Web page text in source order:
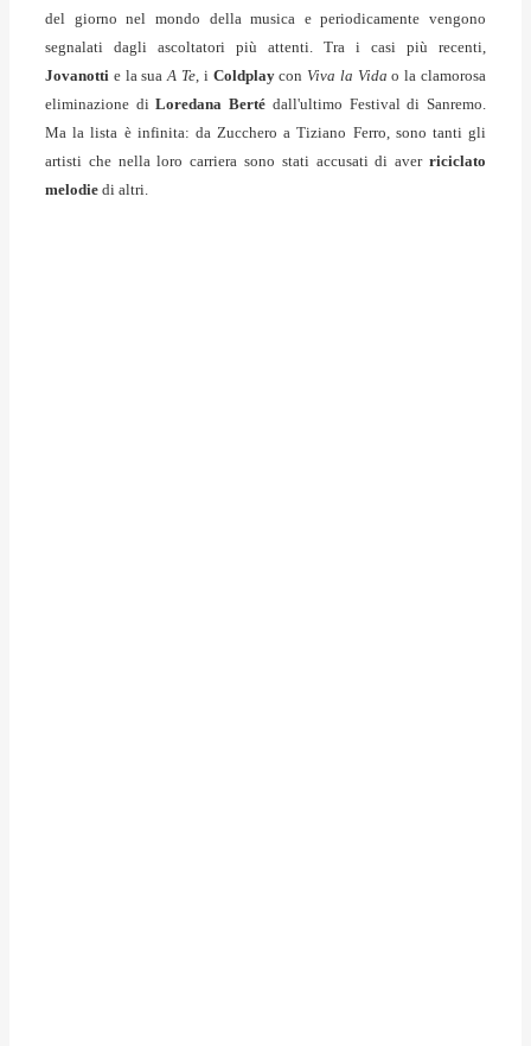
del giorno nel mondo della musica e periodicamente vengono
segnalati dagli ascoltatori più attenti. Tra i casi più recenti,
Jovanotti e la suaA Te, i Coldplaycon Viva la Vida o la clamorosa
eliminazione diLoredana Berté dall'ultimo Festival di Sanremo.
Ma la lista è infinita: da Zucchero a Tiziano Ferro, sono tanti gli
artisti che nella loro carriera sono stati accusati di aver riciclato
melodie di altri.